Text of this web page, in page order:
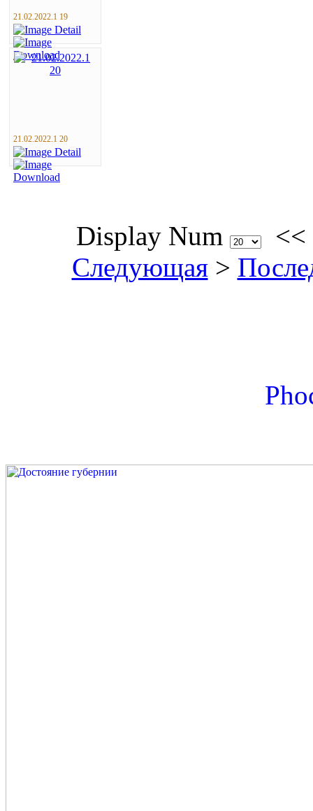
21.02.2022.1 19
21.02.2022.1 20
Display Num <<
Следующая>